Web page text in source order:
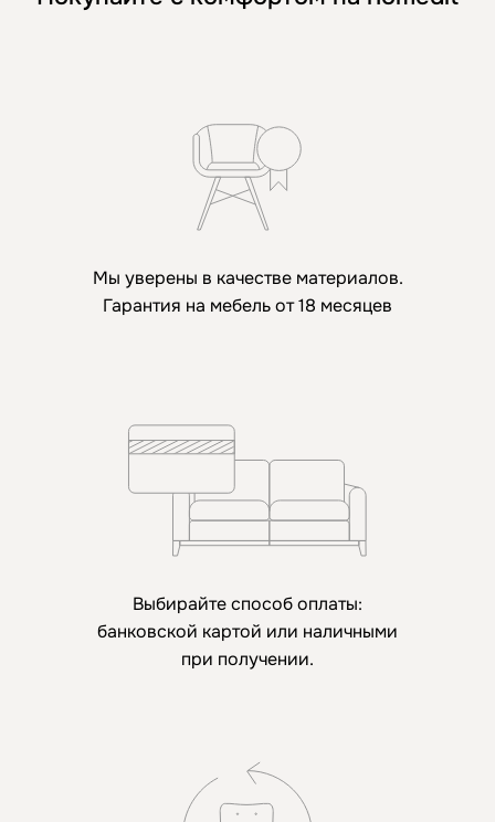
Мы уверены в качестве материалов.
Гарантия на мебель от 18 месяцев
Выбирайте способ оплаты:
банковской картой или наличными
при получении.